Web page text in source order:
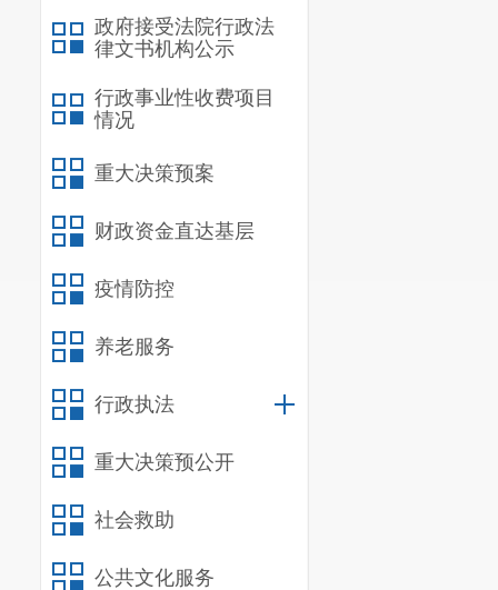
政府接受法院行政法
律文书机构公示
行政事业性收费项目
情况
重大决策预案
财政资金直达基层
疫情防控
养老服务
行政执法
重大决策预公开
社会救助
公共文化服务